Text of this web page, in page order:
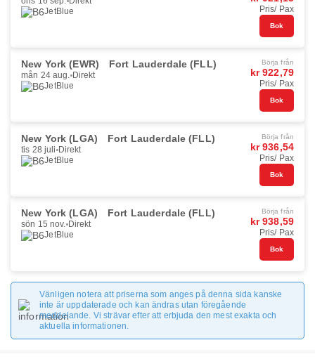
JetBlue
Pris/ Pax
Bok
New York (EWR) Fort Lauderdale (FLL)
mån 24 aug. Direkt
JetBlue
Börja från
kr 922,79
Pris/ Pax
Bok
New York (LGA) Fort Lauderdale (FLL)
tis 28 juli Direkt
JetBlue
Börja från
kr 936,54
Pris/ Pax
Bok
New York (LGA) Fort Lauderdale (FLL)
sön 15 nov. Direkt
JetBlue
Börja från
kr 938,59
Pris/ Pax
Bok
Vänligen notera att priserna som anges på denna sida kanske
inte är uppdaterade och kan ändras utan föregående
meddelande. Vi strävar efter att erbjuda den mest exakta och
aktuella informationen.